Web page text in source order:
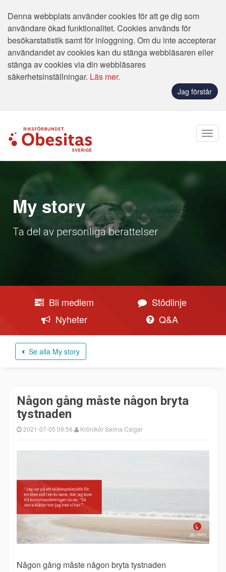
Denna webbplats använder cookies för att ge dig som
användare ökad funktionalitet. Cookies används för
besökarstatistik samt för inloggning. Om du inte accepterar
användandet av cookies kan du stänga webbläsaren eller
stänga av cookies via din webbläsares
säkerhetsinställningar. Läs mer.
Jag förstår
My story
Ta del av personliga berättelser
Bli medlem
Stödlinje
Nyheter
Q&A
Se alla My story
Någon gång måste någon bryta
tystnaden
2021-07-05 09:56 Krönikör Selma Calgar
Någon gång måste någon bryta tystnaden